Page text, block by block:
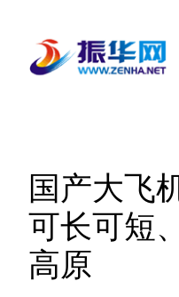
国产大飞
可长可短
高原